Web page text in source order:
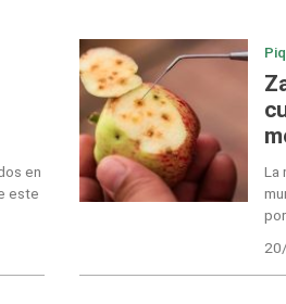
en
este
La